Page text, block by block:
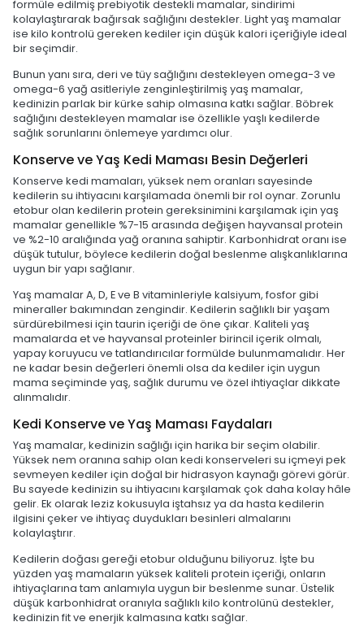
formüle edilmiş prebiyotik destekli mamalar, sindirimi
kolaylaştırarak bağırsak sağlığını destekler. Light yaş mamalar
ise kilo kontrolü gereken kediler için düşük kalori içeriğiyle ideal
bir seçimdir.
Bunun yanı sıra, deri ve tüy sağlığını destekleyen omega-3 ve
omega-6 yağ asitleriyle zenginleştirilmiş yaş mamalar,
kedinizin parlak bir kürke sahip olmasına katkı sağlar. Böbrek
sağlığını destekleyen mamalar ise özellikle yaşlı kedilerde
sağlık sorunlarını önlemeye yardımcı olur.
Konserve ve Yaş Kedi Maması Besin Değerleri
Konserve kedi mamaları, yüksek nem oranları sayesinde
kedilerin su ihtiyacını karşılamada önemli bir rol oynar. Zorunlu
etobur olan kedilerin protein gereksinimini karşılamak için yaş
mamalar genellikle %7-15 arasında değişen hayvansal protein
ve %2-10 aralığında yağ oranına sahiptir. Karbonhidrat oranı ise
düşük tutulur, böylece kedilerin doğal beslenme alışkanlıklarına
uygun bir yapı sağlanır.
Yaş mamalar A, D, E ve B vitaminleriyle kalsiyum, fosfor gibi
mineraller bakımından zengindir. Kedilerin sağlıklı bir yaşam
sürdürebilmesi için taurin içeriği de öne çıkar. Kaliteli yaş
mamalarda et ve hayvansal proteinler birincil içerik olmalı,
yapay koruyucu ve tatlandırıcılar formülde bulunmamalıdır. Her
ne kadar besin değerleri önemli olsa da kediler için uygun
mama seçiminde yaş, sağlık durumu ve özel ihtiyaçlar dikkate
alınmalıdır.
Kedi Konserve ve Yaş Maması Faydaları
Yaş mamalar, kedinizin sağlığı için harika bir seçim olabilir.
Yüksek nem oranına sahip olan kedi konserveleri su içmeyi pek
sevmeyen kediler için doğal bir hidrasyon kaynağı görevi görür.
Bu sayede kedinizin su ihtiyacını karşılamak çok daha kolay hâle
gelir. Ek olarak leziz kokusuyla iştahsız ya da hasta kedilerin
ilgisini çeker ve ihtiyaç duydukları besinleri almalarını
kolaylaştırır.
Kedilerin doğası gereği etobur olduğunu biliyoruz. İşte bu
yüzden yaş mamaların yüksek kaliteli protein içeriği, onların
ihtiyaçlarına tam anlamıyla uygun bir beslenme sunar. Üstelik
düşük karbonhidrat oranıyla sağlıklı kilo kontrolünü destekler,
kedinizin fit ve enerjik kalmasına katkı sağlar.